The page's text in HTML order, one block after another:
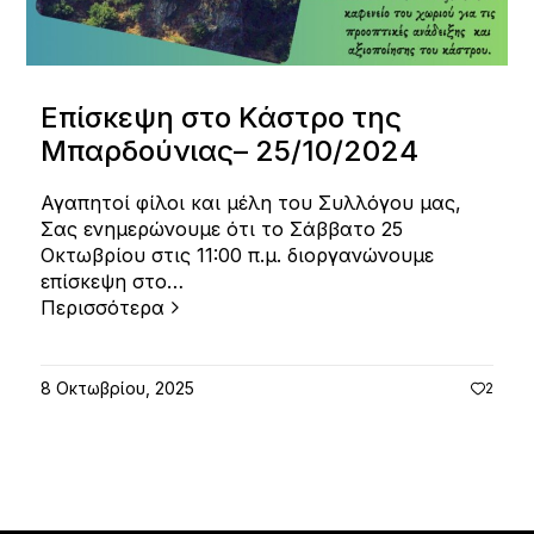
Επίσκεψη στο Κάστρο της
Μπαρδούνιας– 25/10/2024
Αγαπητοί φίλοι και μέλη του Συλλόγου μας,
Σας ενημερώνουμε ότι το Σάββατο 25
Οκτωβρίου στις 11:00 π.μ. διοργανώνουμε
επίσκεψη στο…
Περισσότερα
8 Οκτωβρίου, 2025 2